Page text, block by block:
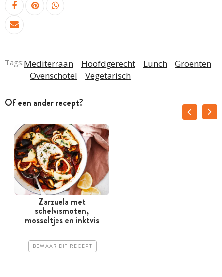
Tags:Mediterraan Hoofdgerecht Lunch
Groenten
Ovenschotel
Vegetarisch
Of een ander recept?
Zarzuela met
schelvismoten,
mosseltjes en inktvis
BEWAAR DIT RECEPT